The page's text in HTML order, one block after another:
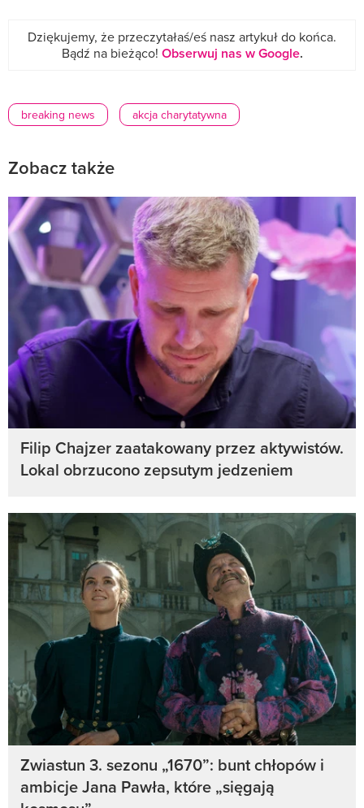
Dziękujemy, że przeczytałaś/eś nasz artykuł do końca.
Bądź na bieżąco! Obserwuj nas w Google.
breaking news akcja charytatywna
Zobacz także
Filip Chajzer zaatakowany przez aktywistów.
Lokal obrzucono zepsutym jedzeniem
Zwiastun 3. sezonu „1670”: bunt chłopów i
ambicje Jana Pawła, które „sięgają